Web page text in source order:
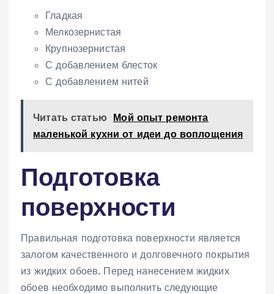
Гладкая
Мелкозернистая
Крупнозернистая
С добавлением блесток
С добавлением нитей
Читать статью Мой опыт ремонта
маленькой кухни от идеи до воплощения
Подготовка
поверхности
Правильная подготовка поверхности является
залогом качественного и долговечного покрытия
из жидких обоев. Перед нанесением жидких
обоев необходимо выполнить следующие